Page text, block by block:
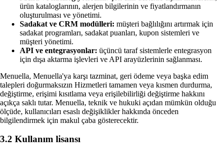
ürün kataloglarının, alerjen bilgilerinin ve fiyatlandırmanın
oluşturulması ve yönetimi.
Sadakat ve CRM modülleri: müşteri bağlılığını artırmak için
sadakat programları, sadakat puanları, kupon sistemleri ve
müşteri yönetimi.
API ve entegrasyonlar: üçüncü taraf sistemlerle entegrasyon
için dışa aktarma işlevleri ve API arayüzlerinin sağlanması.
Menuella, Menuella'ya karşı tazminat, geri ödeme veya başka edim
talepleri doğurmaksızın Hizmetleri tamamen veya kısmen durdurma,
değiştirme, erişimi kısıtlama veya erişilebilirliği değiştirme hakkını
açıkça saklı tutar. Menuella, teknik ve hukuki açıdan mümkün olduğu
ölçüde, kullanıcıları esaslı değişiklikler hakkında önceden
bilgilendirmek için makul çaba gösterecektir.
3.2 Kullanım lisansı